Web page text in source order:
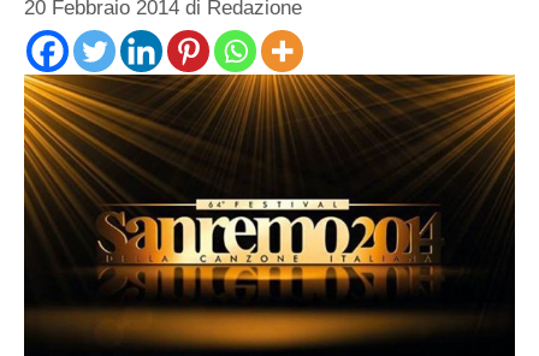
20 Febbraio 2014 di Redazione